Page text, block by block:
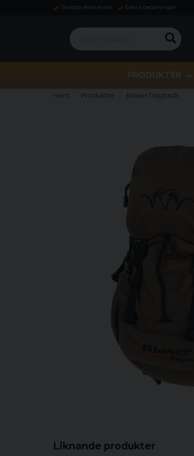
Snabba leveranser Säkra betalningar
Sök i butiken ...
PRODUKTER
Hem Produkter Blaser Daypack
Liknande produkter